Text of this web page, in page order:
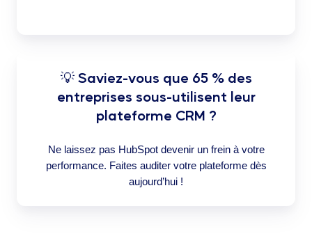
💡 Saviez-vous que 65 % des
entreprises sous-utilisent leur
plateforme CRM ?
Ne laissez pas HubSpot devenir un frein à votre
performance. Faites auditer votre plateforme dès
aujourd’hui !